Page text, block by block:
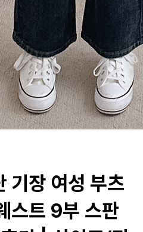
기장 여성 부츠
스트 9부 스판